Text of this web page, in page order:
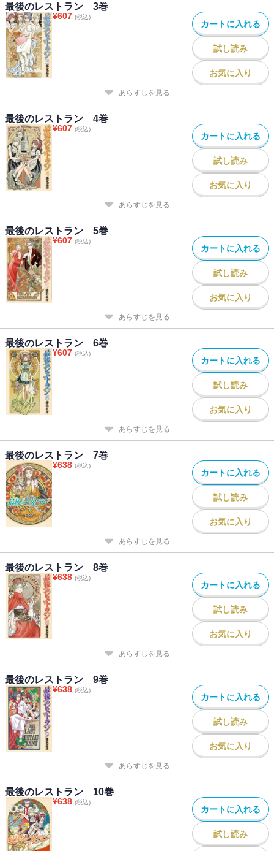
最後のレストラン 3巻
¥607 (税込)
カートに入れる
試し読み
お気に入り
あらすじを見る
最後のレストラン 4巻
¥607 (税込)
カートに入れる
試し読み
お気に入り
あらすじを見る
最後のレストラン 5巻
¥607 (税込)
カートに入れる
試し読み
お気に入り
あらすじを見る
最後のレストラン 6巻
¥607 (税込)
カートに入れる
試し読み
お気に入り
あらすじを見る
最後のレストラン 7巻
¥638 (税込)
カートに入れる
試し読み
お気に入り
あらすじを見る
最後のレストラン 8巻
¥638 (税込)
カートに入れる
試し読み
お気に入り
あらすじを見る
最後のレストラン 9巻
¥638 (税込)
カートに入れる
試し読み
お気に入り
あらすじを見る
最後のレストラン 10巻
¥638 (税込)
カートに入れる
試し読み